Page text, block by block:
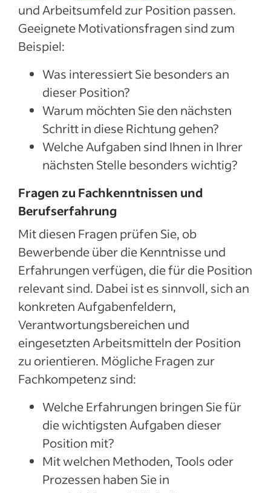
und Arbeitsumfeld zur Position passen.
Geeignete Motivationsfragen sind zum
Beispiel:
Was interessiert Sie besonders an
dieser Position?
Warum möchten Sie den nächsten
Schritt in diese Richtung gehen?
Welche Aufgaben sind Ihnen in Ihrer
nächsten Stelle besonders wichtig?
Fragen zu Fachkenntnissen und
Berufserfahrung
Mit diesen Fragen prüfen Sie, ob
Bewerbende über die Kenntnisse und
Erfahrungen verfügen, die für die Position
relevant sind. Dabei ist es sinnvoll, sich an
konkreten Aufgabenfeldern,
Verantwortungsbereichen und
eingesetzten Arbeitsmitteln der Position
zu orientieren. Mögliche Fragen zur
Fachkompetenz sind:
Welche Erfahrungen bringen Sie für
die wichtigsten Aufgaben dieser
Position mit?
Mit welchen Methoden, Tools oder
Prozessen haben Sie in